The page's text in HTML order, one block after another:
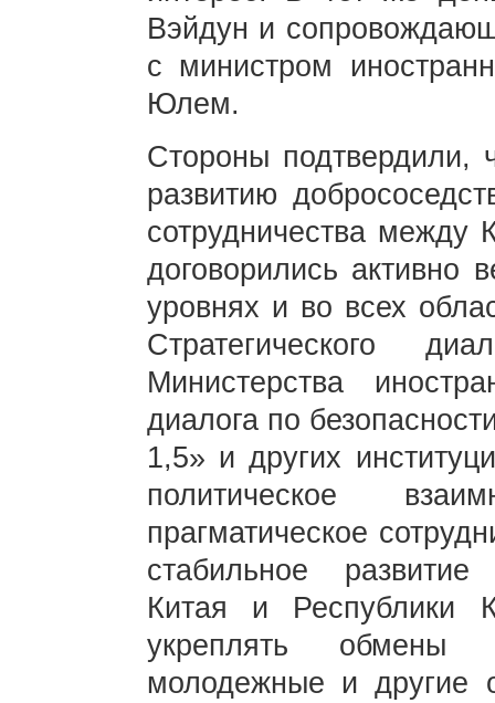
Вэйдун и
с министром
Юлем.
Стороны подтвердили,
развитию
сотрудничества между
договорились активно
уровнях и во всех
Стратегического
Министерства
диалога по
1,5» и других
политическое
прагматическое
стабильное развитие
Китая и Республики
укреплять обмены
молодежные и другие